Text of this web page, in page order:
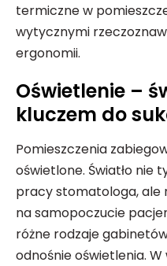
termiczne w
wytycznymi
ergonomii.
Oświetlenie –
kluczem do
Pomieszczenia
oświetlone. Światło
pracy stomatologa, ale
na samopoczucie
różne rodzaje
odnośnie oświetlenia.